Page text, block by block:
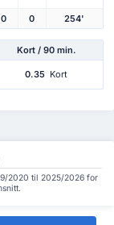
0 0 254'
Kort / 90 min.
0.35 Kort
2020 til 2025/2026 for